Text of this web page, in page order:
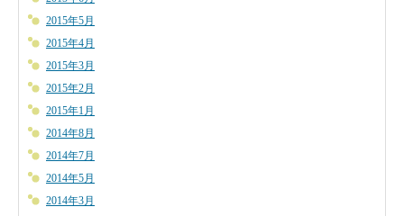
2015年5月
2015年4月
2015年3月
2015年2月
2015年1月
2014年8月
2014年7月
2014年5月
2014年3月